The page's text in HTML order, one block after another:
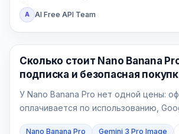
A AI Free API Team
Генерация изображений ИИ
Сколько стоит Nano Banana
подписка и безопасная
У Nano Banana Pro нет одной цены:
оплачивается по использованию,
Nano Banana Pro Gemini 3 Pro Image